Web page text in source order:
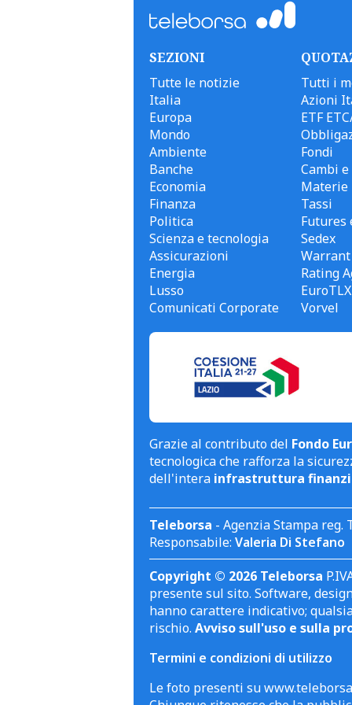
SEZIONI
Tutte le notizie
Italia
Europa
Mondo
Ambiente
Banche
Economia
Finanza
Politica
Scienza e tecnologia
Assicurazioni
Energia
Lusso
Comunicati Corporate
Tutti i
Azioni
ETF
Fondi
Cambi
Materie
Tassi
Futures
Sedex
Warrant
Rating
EuroTLX
Vorvel
Grazie al contributo del Fondo
tecnologica che rafforza la
dell'intera infrastruttura
Teleborsa - Agenzia Stampa
Responsabile: Valeria Di Stefano
Copyright © 2026 Teleborsa
presente sul sito. Software,
hanno carattere indicativo;
rischio. Avviso sull'uso e sulla
Termini e condizioni di utilizzo
Le foto presenti su